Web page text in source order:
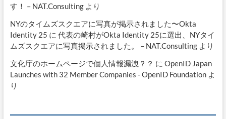
す！ – NAT.Consultingより
NYのタイムズスクエアに写真が掲示されました〜Okta
Identity 25 に 代表の崎村がOkta Identity 25に選出、NYタイ
ムズスクエアに写真掲示されました。 – NAT.Consultingより
文化庁のホームページで個人情報漏洩？？ に OpenID Japan
Launches with 32 Member Companies - OpenID Foundationよ
り